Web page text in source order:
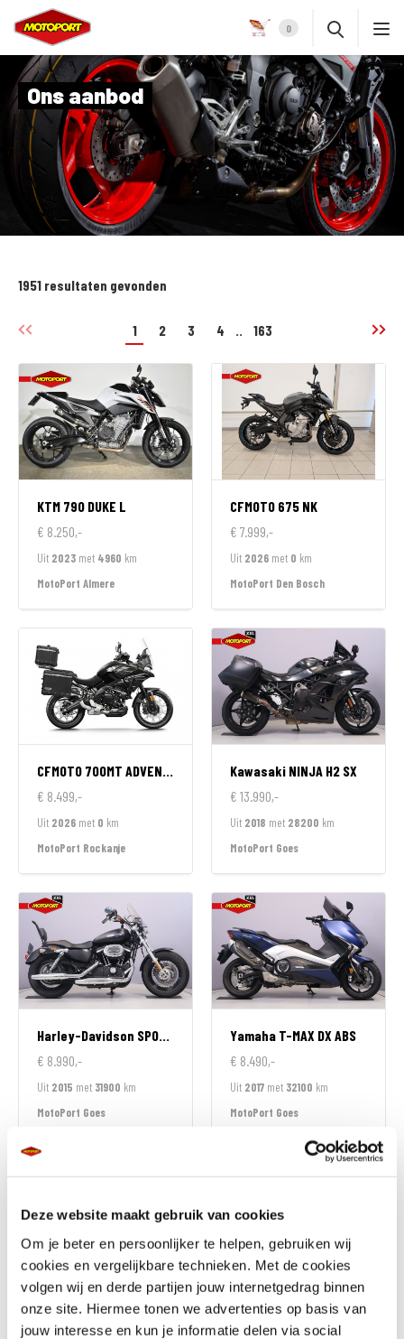
Deze website maakt gebruik van cookies
Om je beter en persoonlijker te helpen, gebruiken wij
cookies en vergelijkbare technieken. Met de cookies
volgen wij en derde partijen jouw internetgedrag binnen
onze site. Hiermee tonen we advertenties op basis van
jouw interesse en kun je informatie delen via social
0
Ons aanbod
1951 resultaten gevonden
1 2 3 4 .. 163
KTM 790 DUKE L
€ 8.250,-
Uit 2023 met 4960 km
MotoPort Almere
CFMOTO 675 NK
€ 7.999,-
Uit 2026 met 0 km
MotoPort Den Bosch
CFMOTO 700MT ADVENTURE GT EDITION
€ 8.499,-
Uit 2026 met 0 km
MotoPort Rockanje
Kawasaki NINJA H2 SX
€ 13.990,-
Uit 2018 met 28200 km
MotoPort Goes
Harley-Davidson SPORTSTER 1200 CUSTOM LIMITED
€ 8.990,-
Uit 2015 met 31900 km
MotoPort Goes
Yamaha T-MAX DX ABS
€ 8.490,-
Uit 2017 met 32100 km
MotoPort Goes
BMW
R 1200 C
€ 4.990,-
Honda
CB 1000 GT
€ 16.699,-